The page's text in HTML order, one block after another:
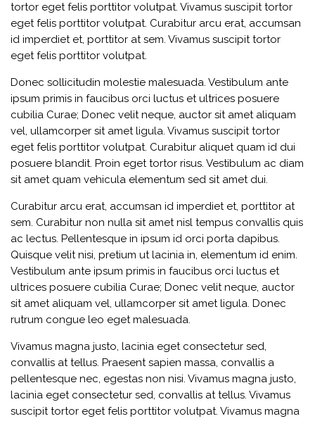
tortor eget felis porttitor volutpat. Vivamus suscipit tortor
eget felis porttitor volutpat. Curabitur arcu erat, accumsan
id imperdiet et, porttitor at sem. Vivamus suscipit tortor
eget felis porttitor volutpat.
Donec sollicitudin molestie malesuada. Vestibulum ante
ipsum primis in faucibus orci luctus et ultrices posuere
cubilia Curae; Donec velit neque, auctor sit amet aliquam
vel, ullamcorper sit amet ligula. Vivamus suscipit tortor
eget felis porttitor volutpat. Curabitur aliquet quam id dui
posuere blandit. Proin eget tortor risus. Vestibulum ac diam
sit amet quam vehicula elementum sed sit amet dui.
Curabitur arcu erat, accumsan id imperdiet et, porttitor at
sem. Curabitur non nulla sit amet nisl tempus convallis quis
ac lectus. Pellentesque in ipsum id orci porta dapibus.
Quisque velit nisi, pretium ut lacinia in, elementum id enim.
Vestibulum ante ipsum primis in faucibus orci luctus et
ultrices posuere cubilia Curae; Donec velit neque, auctor
sit amet aliquam vel, ullamcorper sit amet ligula. Donec
rutrum congue leo eget malesuada.
Vivamus magna justo, lacinia eget consectetur sed,
convallis at tellus. Praesent sapien massa, convallis a
pellentesque nec, egestas non nisi. Vivamus magna justo,
lacinia eget consectetur sed, convallis at tellus. Vivamus
suscipit tortor eget felis porttitor volutpat. Vivamus magna